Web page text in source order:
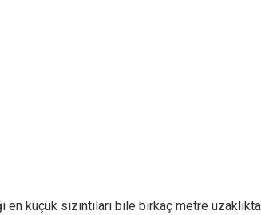
küçük sızıntıları bile birkaç metre